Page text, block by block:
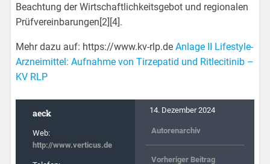
Beachtung der Wirtschaftlichkeitsgebot und regionalen
Prüfvereinbarungen[2][4].
Mehr dazu auf: https://www.kv-rlp.de Anlage II Lifestyle-
Arzneimittel: Aufnahme von Tirzepatid und Ritlecitinib –
KV RLP
aeck
Web:
http://www.verticus.de
14. Dezember 2024
Autorenarchiv
Vorheriger Beitrag